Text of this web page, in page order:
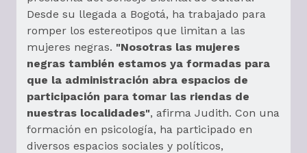
Desde su llegada a Bogotá, ha trabajado para
romper los estereotipos que limitan a las
mujeres negras. "Nosotras las mujeres
negras también estamos ya formadas para
que la administración abra espacios de
participación para tomar las riendas de
nuestras localidades", afirma Judith. Con una
formación en psicología, ha participado en
diversos espacios sociales y políticos,